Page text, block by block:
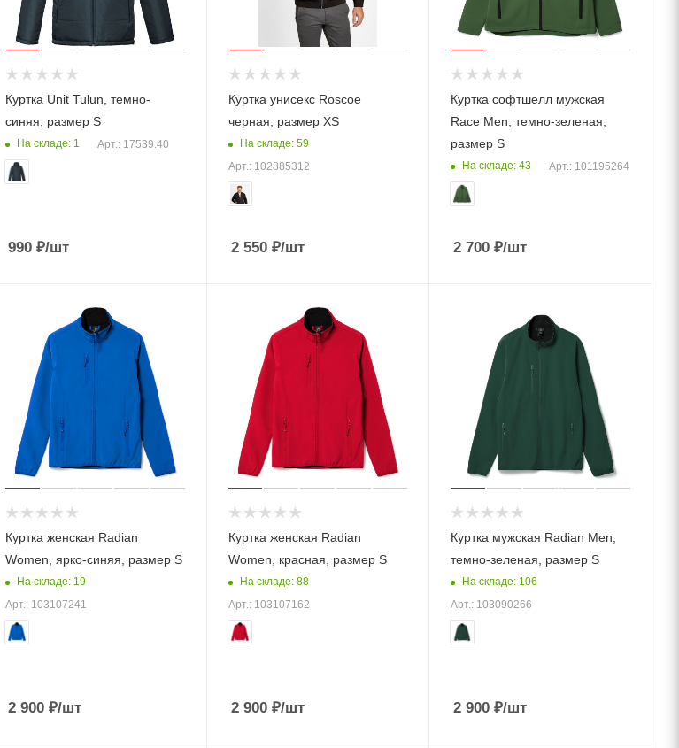
Куртка Unit Tulun, темно-
синяя, размер S
На складе: 1 Арт.: 17539.40
990₽/шт
Куртка унисекс Roscoe
черная, размер XS
На складе: 59
Арт.: 102885312
2 550₽/шт
Куртка софтшелл мужская
Race Men, темно-зеленая,
размер S
На складе: 43 Арт.: 101195264
2 700 ₽/шт
Куртка женская Radian
Women, ярко-синяя, размер S
На складе: 19
Арт.: 103107241
2 900₽/шт
Куртка женская Radian
Women, красная, размер S
На складе: 88
Арт.: 103107162
2 900₽/шт
Куртка мужская Radian Men,
темно-зеленая, размер S
На складе: 106
Арт.: 103090266
2 900 ₽/шт